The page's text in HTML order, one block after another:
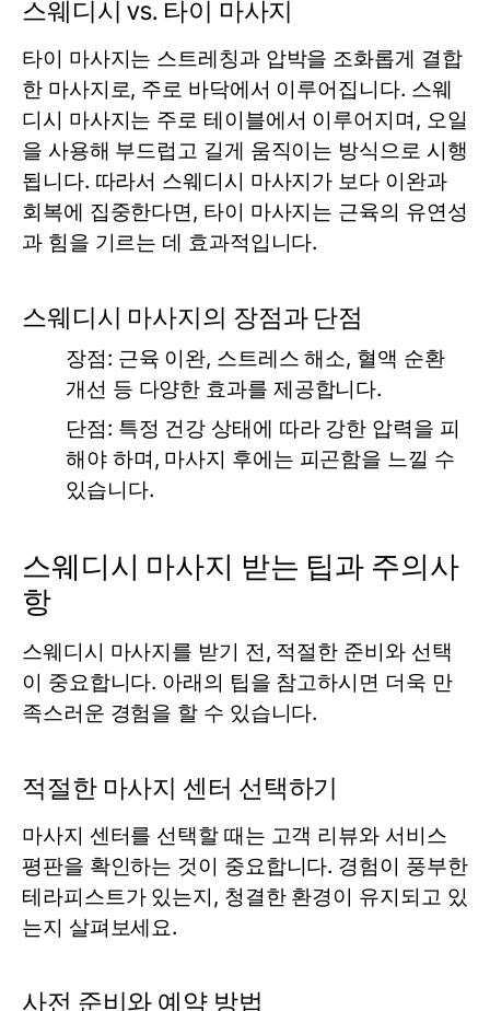
스웨디시 vs. 타이 마사지
타이 마사지는 스트레칭과 압박을 조화롭게 결합
한 마사지로, 주로 바닥에서 이루어집니다. 스웨
디시 마사지는 주로 테이블에서 이루어지며, 오일
을 사용해 부드럽고 길게 움직이는 방식으로 시행
됩니다. 따라서 스웨디시 마사지가 보다 이완과
회복에 집중한다면, 타이 마사지는 근육의 유연성
과 힘을 기르는 데 효과적입니다.
스웨디시 마사지의 장점과 단점
장점: 근육 이완, 스트레스 해소, 혈액 순환
개선 등 다양한 효과를 제공합니다.
단점: 특정 건강 상태에 따라 강한 압력을 피
해야 하며, 마사지 후에는 피곤함을 느낄 수
있습니다.
스웨디시 마사지 받는 팁과 주의사
항
스웨디시 마사지를 받기 전, 적절한 준비와 선택
이 중요합니다. 아래의 팁을 참고하시면 더욱 만
족스러운 경험을 할 수 있습니다.
적절한 마사지 센터 선택하기
마사지 센터를 선택할 때는 고객 리뷰와 서비스
평판을 확인하는 것이 중요합니다. 경험이 풍부한
테라피스트가 있는지, 청결한 환경이 유지되고 있
는지 살펴보세요.
사전 준비와 예약 방법